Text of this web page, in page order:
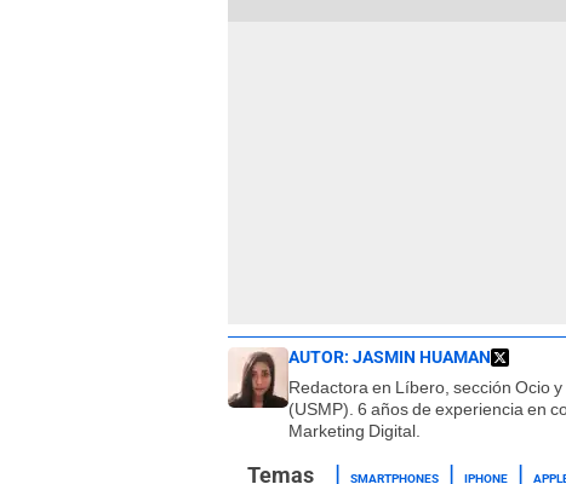
AUTOR: JASMIN HUAMAN
Redactora en Líbero, sección Ocio
(USMP). 6 años de experiencia en
Marketing Digital.
SMARTPHONES IPHONE